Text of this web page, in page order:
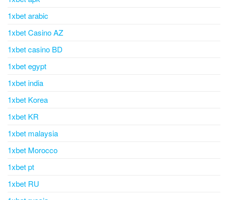
1xbet arabic
1xbet Casino AZ
1xbet casino BD
1xbet egypt
1xbet india
1xbet Korea
1xbet KR
1xbet malaysia
1xbet Morocco
1xbet pt
1xbet RU